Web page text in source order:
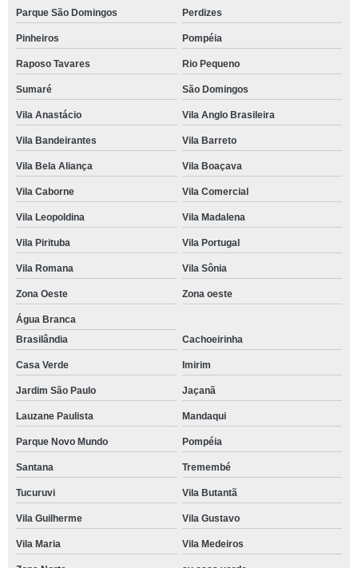
Parque São Domingos Perdizes
Pinheiros Pompéia
Raposo Tavares Rio Pequeno
Sumaré São Domingos
Vila Anastácio Vila Anglo Brasileira
Vila Bandeirantes Vila Barreto
Vila Bela Aliança Vila Boaçava
Vila Caborne Vila Comercial
Vila Leopoldina Vila Madalena
Vila Pirituba Vila Portugal
Vila Romana Vila Sônia
Zona Oeste Zona oeste
Água Branca
Brasilândia
Cachoeirinha
Casa Verde Imirim
Jardim São Paulo Jaçanã
Lauzane Paulista Mandaqui
Parque Novo Mundo Pompéia
Santana Tremembé
Tucuruvi Vila Butantã
Vila Guilherme Vila Gustavo
Vila Maria Vila Medeiros